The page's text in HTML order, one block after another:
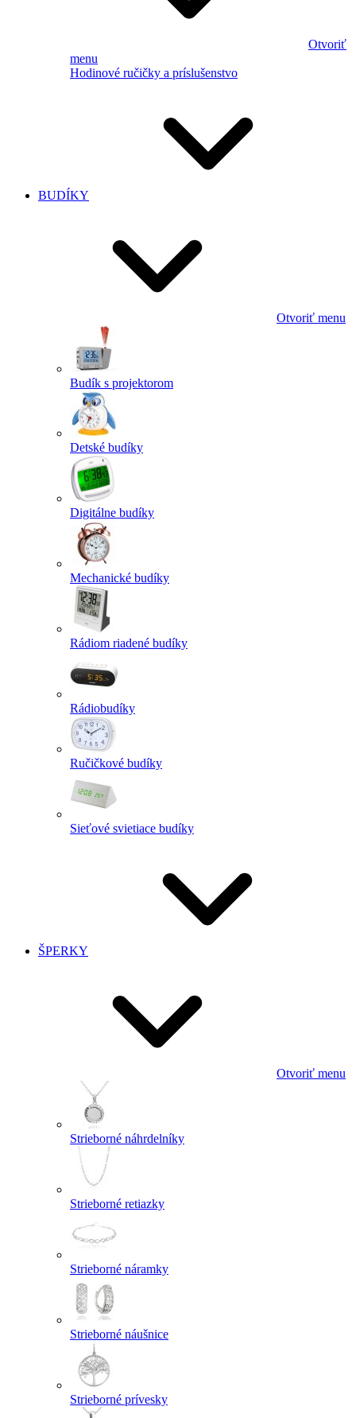
Otvoriť
menu
Hodinové ručičky a príslušenstvo
BUDÍKY
Otvoriť menu
Budík s projektorom
Detské budíky
Digitálne budíky
Mechanické budíky
Rádiom riadené budíky
Rádiobudíky
Ručičkové budíky
Sieťové svietiace budíky
ŠPERKY
Otvoriť menu
Strieborné náhrdelníky
Strieborné retiazky
Strieborné náramky
Strieborné náušnice
Strieborné prívesky